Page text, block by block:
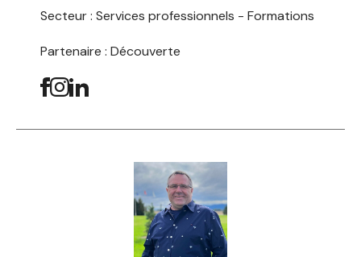
Secteur : Services professionnels - Formations
Partenaire : Découverte